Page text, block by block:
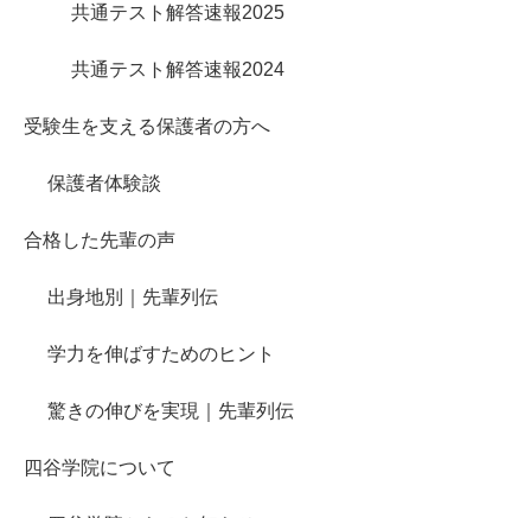
共通テスト解答速報2025
共通テスト解答速報2024
受験生を支える保護者の方へ
保護者体験談
合格した先輩の声
出身地別｜先輩列伝
学力を伸ばすためのヒント
驚きの伸びを実現｜先輩列伝
四谷学院について